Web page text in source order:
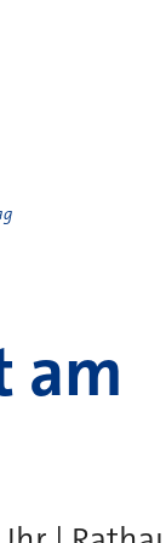
am